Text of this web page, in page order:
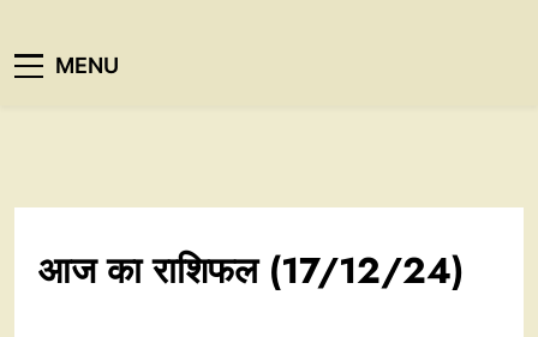
Indore360
MENU
आज का राशिफल (17/12/24)